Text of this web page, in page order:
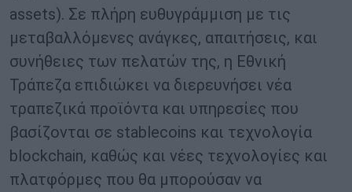
assets). Σε πλήρη ευθυγράμμιση με τις
μεταβαλλόμενες ανάγκες, απαιτήσεις, και
συνήθειες των πελατών της, η Εθνική
Τράπεζα επιδιώκει να διερευνήσει νέα
τραπεζικά προϊόντα και υπηρεσίες που
βασίζονται σε stablecoins και τεχνολογία
blockchain, καθώς και νέες τεχνολογίες και
πλατφόρμες που θα μπορούσαν να